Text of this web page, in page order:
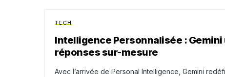
TECH
Intelligence Personnalisée :
réponses sur-mesure
Avec l’arrivée de Personal Intelligence, Gemini